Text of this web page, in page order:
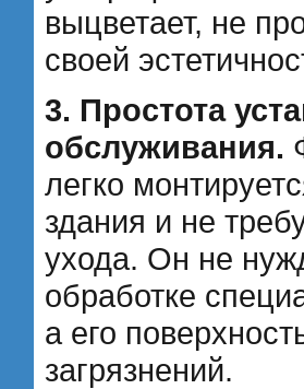
выцветает, не
своей
3. Простота
обслуживания.
легко
здания и не
ухода. Он не
обработке
а его
загрязнений.